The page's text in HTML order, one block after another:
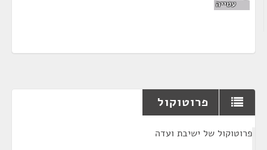
עטייה
פרוטוקול
פרוטוקול של ישיבת ועדה